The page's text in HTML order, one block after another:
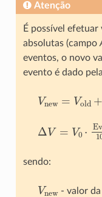
Atenção
É possível
absolutas (campo
eventos, o novo
evento é dado
Vnew Vold +
Δ V= 0⋅Evt
sendo:
Vnew- valor da